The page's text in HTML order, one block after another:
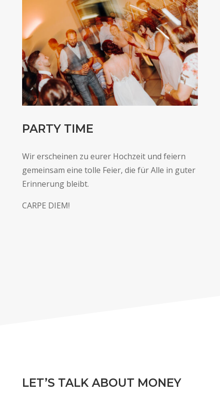
PARTY TIME
Wir erscheinen zu eurer Hochzeit und feiern
gemeinsam eine tolle Feier, die für Alle in guter
Erinnerung bleibt.
CARPE DIEM!
LET’S TALK ABOUT MONEY